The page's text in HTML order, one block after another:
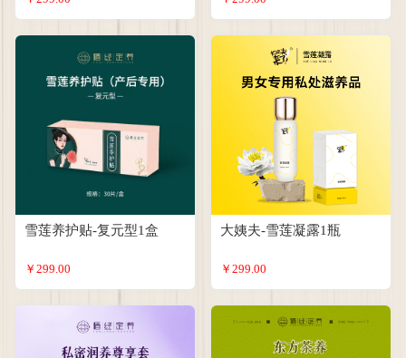
雪莲养护贴-复元型1盒
￥299.00
大姨夫-雪莲凝露1瓶
￥299.00